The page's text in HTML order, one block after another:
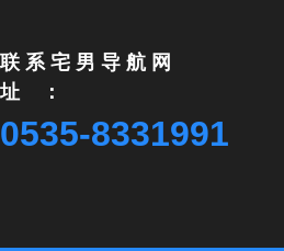
联系宅男导航网
址：
0535-8331991